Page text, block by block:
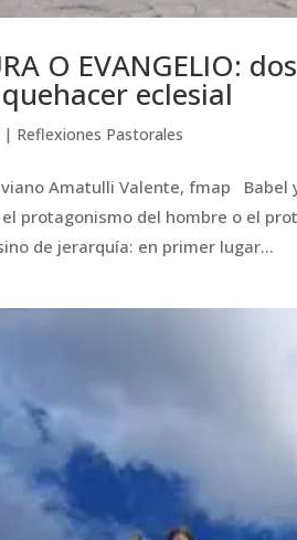
O EVANGELIO:
eclesial
| Reflexiones Pastorales
Amatulli Valente, fmap
protagonismo del hombre o el
de jerarquía: en primer lugar...